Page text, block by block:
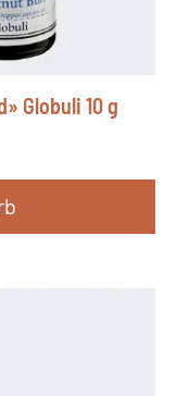
Globuli 10 g